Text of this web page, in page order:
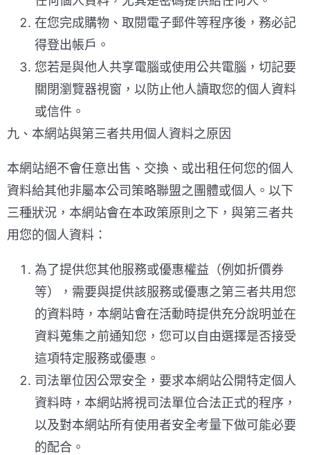
在您完成購物、取閱電子郵件等程序後，務必記
得登出帳戶。
您若是與他人共享電腦或使用公共電腦，切記要
關閉瀏覽器視窗，以防止他人讀取您的個人資料
或信件。
九、本網站與第三者共用個人資料之原因
本網站絕不會任意出售、交換、或出租任何您的個人
資料給其他非屬本公司策略聯盟之團體或個人。以下
三種狀況，本網站會在本政策原則之下，與第三者共
用您的個人資料：
為了提供您其他服務或優惠權益（例如折價券
等），需要與提供該服務或優惠之第三者共用您
的資料時，本網站會在活動時提供充分說明並在
資料蒐集之前通知您，您可以自由選擇是否接受
這項特定服務或優惠。
司法單位因公眾安全，要求本網站公開特定個人
資料時，本網站將視司法單位合法正式的程序，
以及對本網站所有使用者安全考量下做可能必要
的配合。